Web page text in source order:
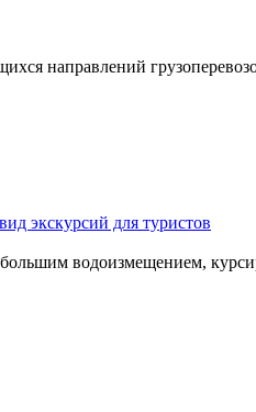
направлений
экскурсий для туристов
водоизмещением,